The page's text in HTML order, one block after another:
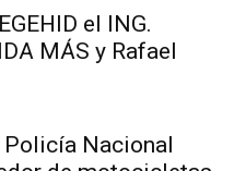
el ING.
MÁS y Rafael
Policía Nacional